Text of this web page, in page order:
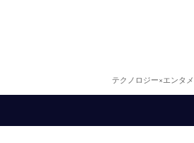
テクノロジー×エンタ